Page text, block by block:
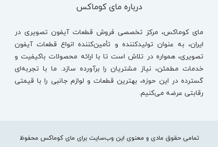
درباره مای کوماکس
مای کوماکس، مرکز تخصصی فروش قطعات آیفون تصویری در
ایران، به عنوان تولیدکننده و تأمین‌کننده انواع قطعات آیفون
تصویری، همواره در تلاش است تا با ارائه محصولات باکیفیت و
خدمات مطمئن، نیاز مشتریان را برآورده سازد. ما با تجربه‌ای
گسترده در این حوزه، بهترین قطعات و لوازم جانبی را با قیمتی
رقابتی عرضه می‌کنیم.
تمامی حقوق مادی و معنوی این وب‌سایت برای مای کوماکس محفوظ